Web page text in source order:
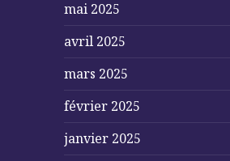
mai 2025
avril 2025
mars 2025
février 2025
janvier 2025